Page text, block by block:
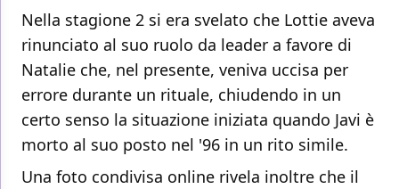
Nella stagione 2 si era svelato che Lottie aveva
rinunciato al suo ruolo da leader a favore di
Natalie che, nel presente, veniva uccisa per
errore durante un rituale, chiudendo in un
certo senso la situazione iniziata quando Javi è
morto al suo posto nel '96 in un rito simile.
Una foto condivisa online rivela inoltre che il